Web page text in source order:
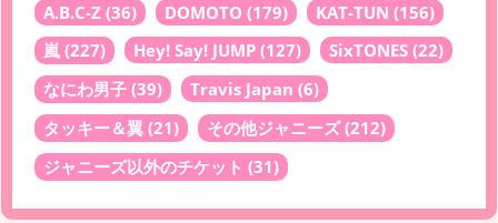
A.B.C-Z (36) DOMOTO (179) KAT-TUN (156)
嵐 (227) Hey! Say! JUMP (127) SixTONES (22)
なにわ男子 (39) Travis Japan (6)
タッキー＆翼 (21) その他ジャニーズ(212)
ジャニーズ以外のチケット (31)